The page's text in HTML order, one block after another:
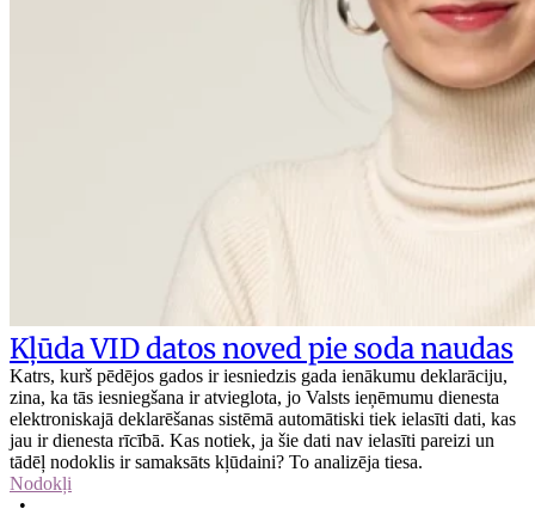
Kļūda VID datos noved pie soda naudas
Katrs, kurš pēdējos gados ir iesniedzis gada ienākumu deklarāciju,
zina, ka tās iesniegšana ir atvieglota, jo Valsts ieņēmumu dienesta
elektroniskajā deklarēšanas sistēmā automātiski tiek ielasīti dati, kas
jau ir dienesta rīcībā. Kas notiek, ja šie dati nav ielasīti pareizi un
tādēļ nodoklis ir samaksāts kļūdaini? To analizēja tiesa.
Nodokļi
•